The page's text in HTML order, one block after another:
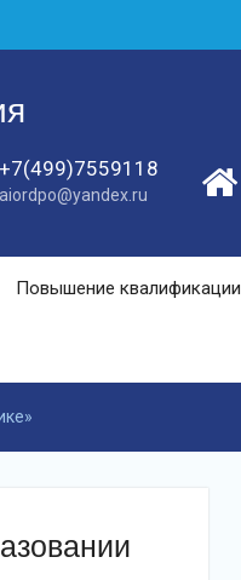
+7(499)7559118
aiordpo@yandex.ru
Повышение квалификации